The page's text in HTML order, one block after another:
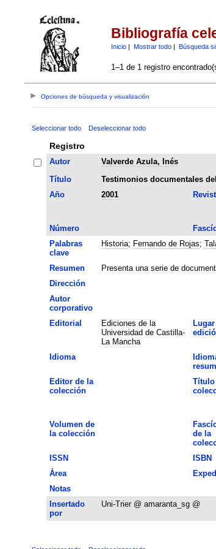
Bibliografía
Inicio| Mostrar todo| Búsqueda
1–1 de 1 registro
Opciones de búsqueda y visualización
Seleccionar todo Deseleccionar todo
Registro
Autor
Valverde Azula, Inés
Título
Testimonios documentales
Año
2001
Número
Palabras
clave
Historia; Fernando de Rojas;
Resumen
Presenta una serie de
Dirección
Autor
corporativo
Editorial
Ediciones de la
Universidad de Castilla-
La Mancha
Idioma
Editor de la
colección
Título
Volumen de
la colección
de la
ISSN ISBN
Área
Notas
Insertado
por
Uni-Trier @ amaranta_sg @